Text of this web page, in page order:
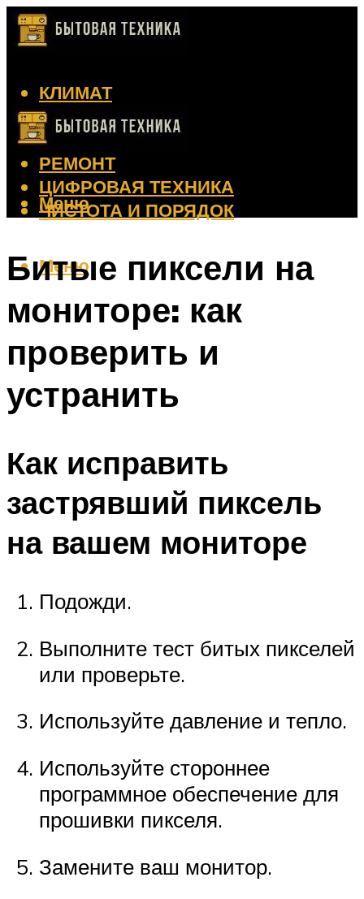
КЛИМАТ
КРАСОТА
КУХНЯ
РЕМОНТ
ЦИФРОВАЯ ТЕХНИКА
ЧИСТОТА И ПОРЯДОК
Меню
Меню
Битые пиксели на
мониторе: как
проверить и
устранить
Как исправить
застрявший пиксель
на вашем мониторе
Подожди.
Выполните тест битых пикселей
или проверьте.
Используйте давление и тепло.
Используйте стороннее
программное обеспечение для
прошивки пикселя.
Замените ваш монитор.